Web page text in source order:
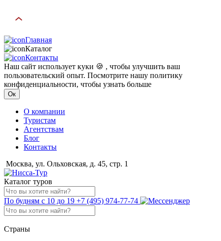
Главная
Каталог
Контакты
Наш сайт использует куки 🍪 , чтобы улучшить ваш
пользовательский опыт. Посмотрите нашу политику
конфиденциальности, чтобы узнать больше
Ок
О компании
Туристам
Агентствам
Блог
Контакты
Москва, ул. Ольховская, д. 45, стр. 1
Каталог туров
По будням с 10 до 19 +7 (495) 974-77-74
Страны